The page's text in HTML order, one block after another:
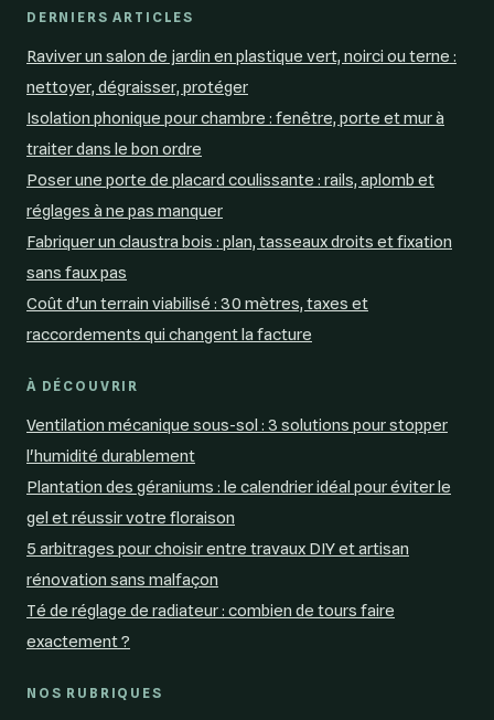
DERNIERS ARTICLES
Raviver un salon de jardin en plastique vert, noirci ou terne :
nettoyer, dégraisser, protéger
Isolation phonique pour chambre : fenêtre, porte et mur à
traiter dans le bon ordre
Poser une porte de placard coulissante : rails, aplomb et
réglages à ne pas manquer
Fabriquer un claustra bois : plan, tasseaux droits et fixation
sans faux pas
Coût d’un terrain viabilisé : 30 mètres, taxes et
raccordements qui changent la facture
À DÉCOUVRIR
Ventilation mécanique sous-sol : 3 solutions pour stopper
l'humidité durablement
Plantation des géraniums : le calendrier idéal pour éviter le
gel et réussir votre floraison
5 arbitrages pour choisir entre travaux DIY et artisan
rénovation sans malfaçon
Té de réglage de radiateur : combien de tours faire
exactement ?
NOS RUBRIQUES